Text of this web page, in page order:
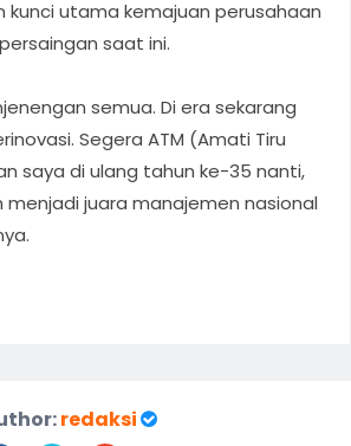
kunci utama kemajuan perusahaan
saat ini.
semua. Di era sekarang
Segera ATM (Amati Tiru
saya di ulang tahun ke-35 nanti,
menjadi juara manajemen nasional
redaksi